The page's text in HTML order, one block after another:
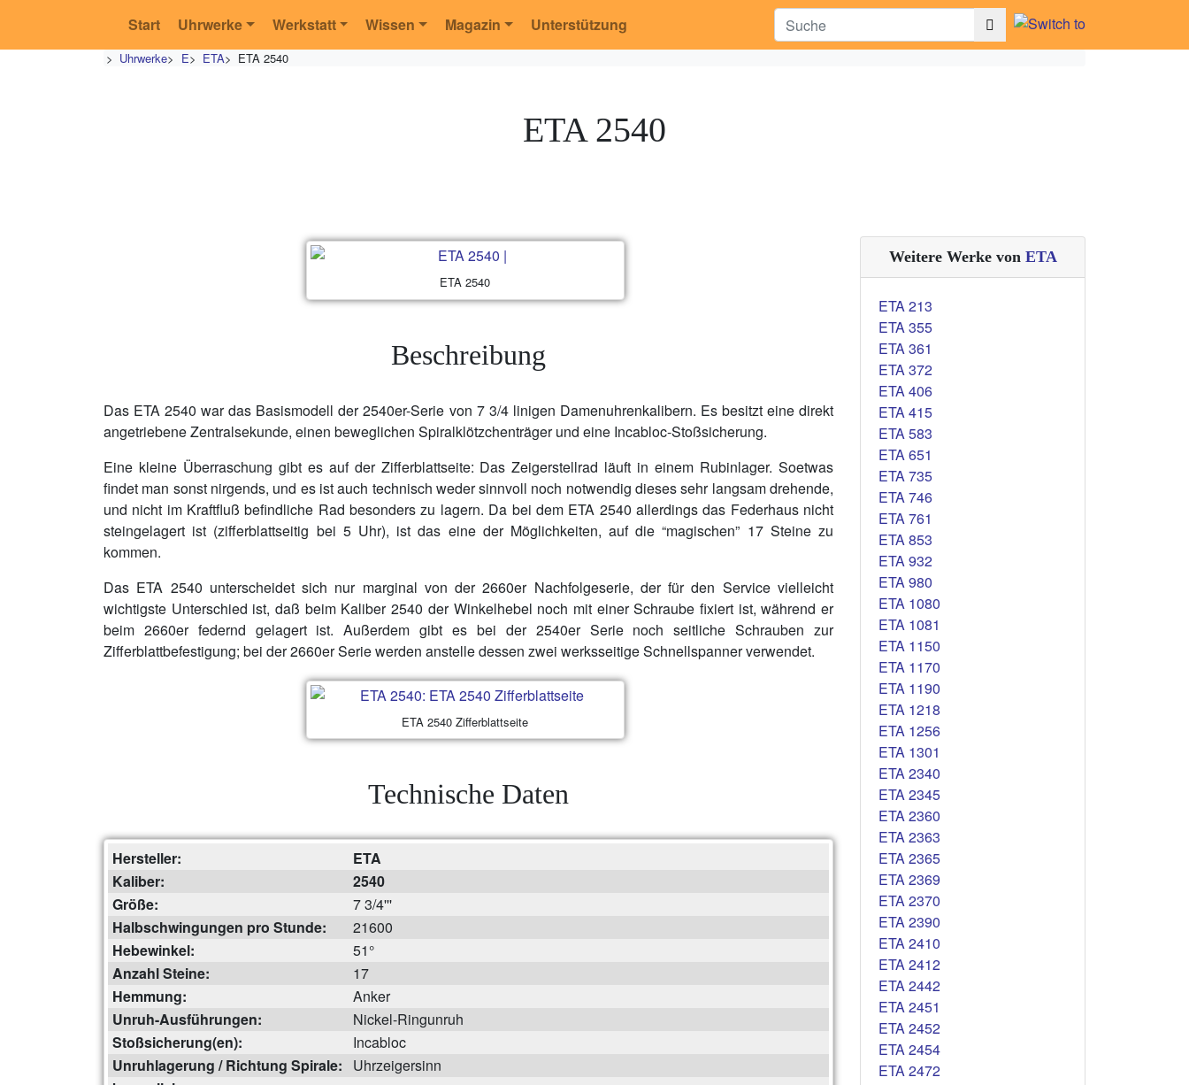
Start Uhrwerke Werkstatt Wissen Magazin Unterstützung
> Uhrwerke> E> ETA> ETA 2540
ETA 2540
ETA 2540
Beschreibung
Das ETA 2540 war das Basismodell der 2540er-Serie von 7 3/4 linigen Damenuhrenkalibern. Es besitzt eine direkt
angetriebene Zentralsekunde, einen beweglichen Spiralklötzchenträger und eine Incabloc-Stoßsicherung.
Eine kleine Überraschung gibt es auf der Zifferblattseite: Das Zeigerstellrad läuft in einem Rubinlager. Soetwas
findet man sonst nirgends, und es ist auch technisch weder sinnvoll noch notwendig dieses sehr langsam drehende,
und nicht im Kraftfluß befindliche Rad besonders zu lagern. Da bei dem ETA 2540 allerdings das Federhaus nicht
steingelagert ist (zifferblattseitig bei 5 Uhr), ist das eine der Möglichkeiten, auf die “magischen” 17 Steine zu
kommen.
Das ETA 2540 unterscheidet sich nur marginal von der 2660er Nachfolgeserie, der für den Service vielleicht
wichtigste Unterschied ist, daß beim Kaliber 2540 der Winkelhebel noch mit einer Schraube fixiert ist, während er
beim 2660er federnd gelagert ist. Außerdem gibt es bei der 2540er Serie noch seitliche Schrauben zur
Zifferblattbefestigung; bei der 2660er Serie werden anstelle dessen zwei werksseitige Schnellspanner verwendet.
ETA 2540 Zifferblattseite
Technische Daten
Hersteller:
ETA
Kaliber:
2540
Größe:
7 3/4'''
Halbschwingungen pro Stunde:
21600
Hebewinkel:
51°
Anzahl Steine:
17
Hemmung:
Anker
Unruh-Ausführungen:
Nickel-Ringunruh
Stoßsicherung(en):
Incabloc
Unruhlagerung / Richtung Spirale:
Uhrzeigersinn
Weitere Werke von ETA
ETA 213
ETA 355
ETA 361
ETA 372
ETA 406
ETA 415
ETA 583
ETA 651
ETA 735
ETA 746
ETA 761
ETA 853
ETA 932
ETA 980
ETA 1080
ETA 1081
ETA 1150
ETA 1170
ETA 1190
ETA 1218
ETA 1256
ETA 1301
ETA 2340
ETA 2345
ETA 2360
ETA 2363
ETA 2365
ETA 2369
ETA 2370
ETA 2390
ETA 2410
ETA 2412
ETA 2442
ETA 2451
ETA 2452
ETA 2454
ETA 2472